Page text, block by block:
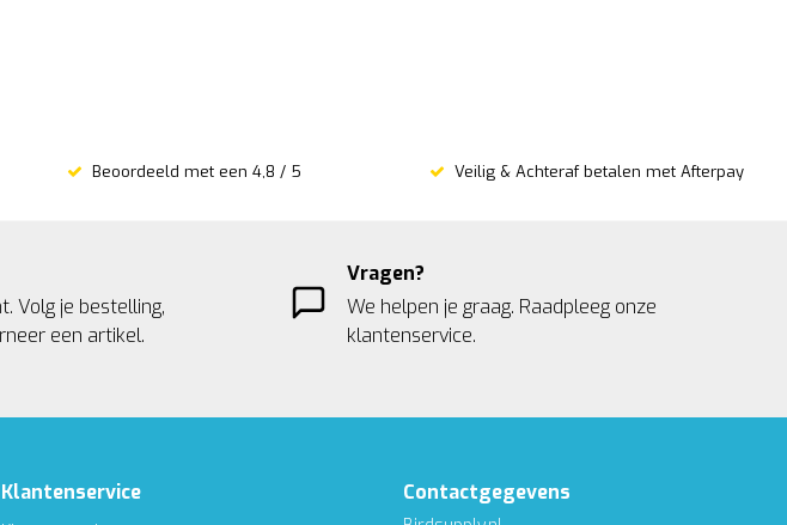
Beoordeeld met een 4,8 / 5 Veilig & Achteraf betalen met Afterpay
Volg je bestelling,
een artikel.
Vragen?
We helpen je graag. Raadpleeg onze
klantenservice.
Klantenservice Contactgegevens